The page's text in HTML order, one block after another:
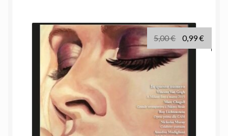
5,00€
prezzo
5,00 €.
0,99€